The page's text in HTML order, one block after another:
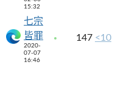
15:32
七宗
皆罪
2020-
07-07
16:46
147 <10